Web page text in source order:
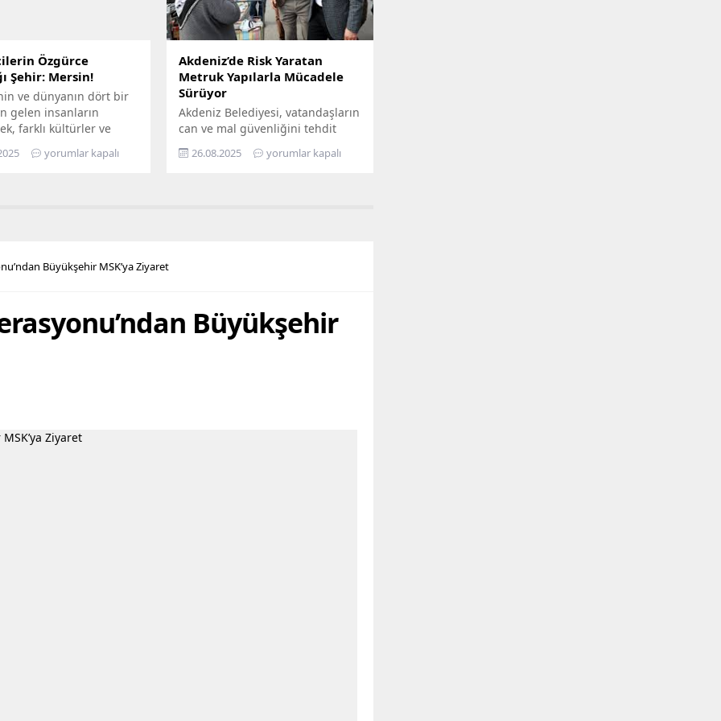
hazır hâle getiriyor Türkiye’nin
enerji dönüşümüne öncülük...
Özgürce
Şehir: Mersin!
ve dünyanın dört bir
gelen insanların
farklı kültürler ve
bir arada kardeşçe ve
yaşadığı Mersin,
alabilmesine destek
yorumlar kapalı
Akdeniz’de Risk Yaratan
Metruk Yapılarla Mücadele
Sürüyor
Akdeniz Belediyesi, vatandaşların
can ve mal güvenliğini tehdit
eden, yarattığı görsel kirliliğin
yanı sıra kimi zaman sosyal
26.08.2025 yorumlar kapalı
Büyükşehir MSK’ya Ziyaret
Büyükşehir